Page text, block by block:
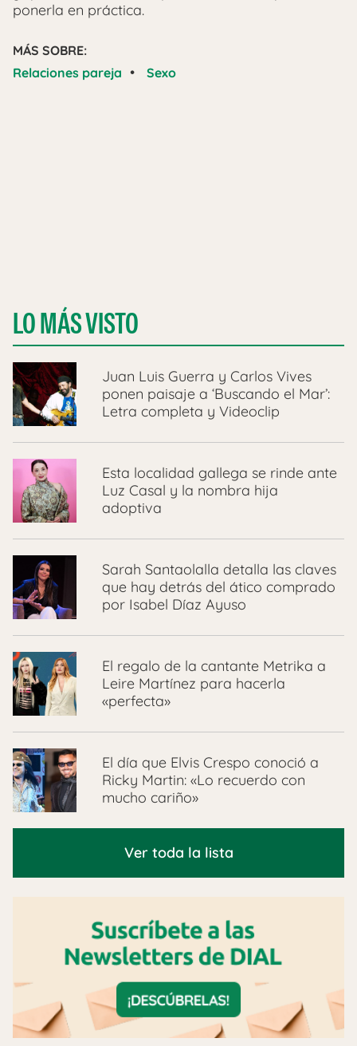
ponerla en práctica.
MÁS SOBRE:
Relaciones pareja • Sexo
LO MÁS VISTO
Juan Luis Guerra y Carlos Vives
ponen paisaje a ‘Buscando el Mar’:
Letra completa y Videoclip
Esta localidad gallega se rinde ante
Luz Casal y la nombra hija
adoptiva
Sarah Santaolalla detalla las claves
que hay detrás del ático comprado
por Isabel Díaz Ayuso
El regalo de la cantante Metrika a
Leire Martínez para hacerla
«perfecta»
El día que Elvis Crespo conoció a
Ricky Martin: «Lo recuerdo con
mucho cariño»
Ver toda la lista